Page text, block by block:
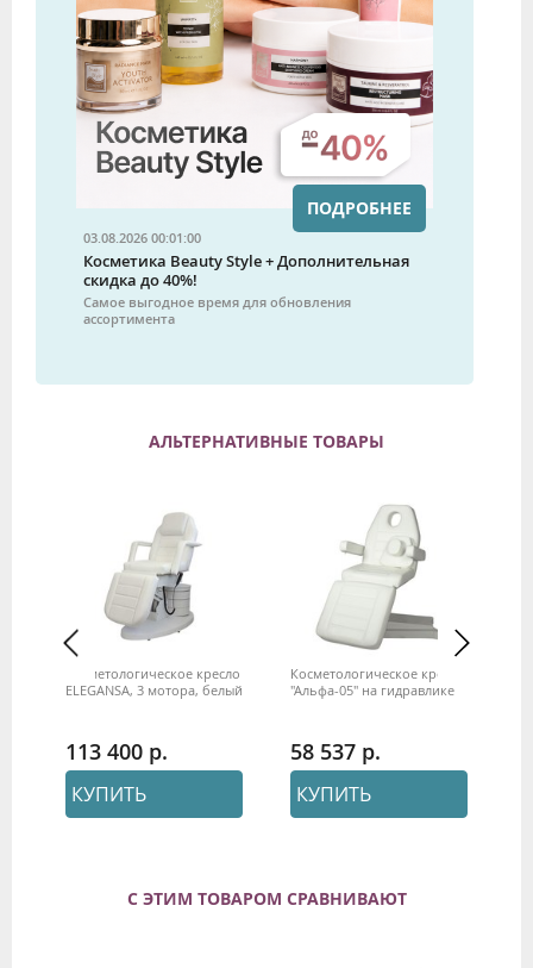
03.08.2026 00:01:00
Косметика Beauty Style + Дополнительная
скидка до 40%!
Самое выгодное время для обновления
ассортимента
ПОДРОБНЕЕ
АЛЬТЕРНАТИВНЫЕ ТОВАРЫ
Косметологическое кресло
ELEGANSA, 3 мотора, белый
113 400
КУПИТЬ
Косметологическое кресло
"Альфа-05" на гидравлике
58 537
КУПИТЬ
С ЭТИМ ТОВАРОМ СРАВНИВАЮТ